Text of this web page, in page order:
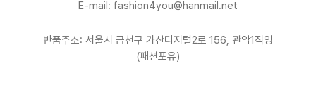
E-mail: fashion4you@hanmail.net
반품주소: 서울시 금천구 가산디지털2로 156, 관악1직영
(패션포유)